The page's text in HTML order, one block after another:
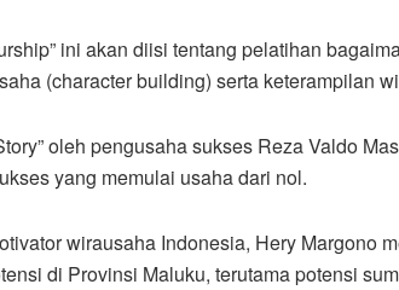
ini akan diisi tentang pelatihan
(character building) serta keterampilan
oleh pengusaha sukses Reza Valdo
yang memulai usaha dari nol.
wirausaha Indonesia, Hery Margono
di Provinsi Maluku, terutama potensi